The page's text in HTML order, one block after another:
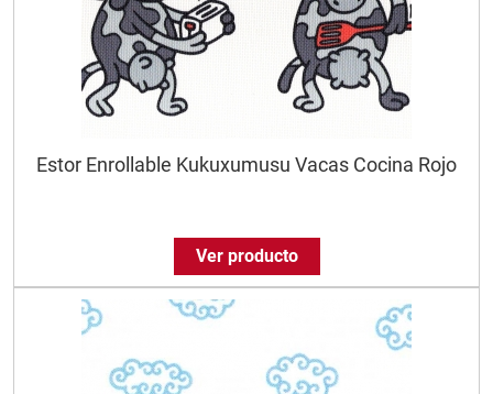
Estor Enrollable Kukuxumusu Vacas Cocina Rojo
Ver producto